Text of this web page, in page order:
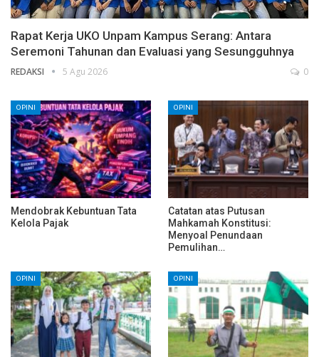
Rapat Kerja UKO Unpam Kampus Serang: Antara
Seremoni Tahunan dan Evaluasi yang Sesungguhnya
REDAKSI 5 Agu 2026 0
OPINI
Mendobrak Kebuntuan Tata
Kelola Pajak
OPINI
Catatan atas Putusan
Mahkamah Konstitusi:
Menyoal Penundaan
Pemulihan…
OPINI OPINI